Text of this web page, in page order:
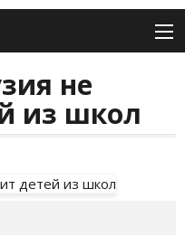
не
из школ